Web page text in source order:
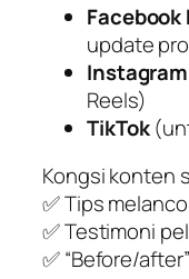
Facebook
update
Instagram
Reels)
TikTok
Kongsi konten
✅ Tips
✅ Testimoni
✅ “Before/